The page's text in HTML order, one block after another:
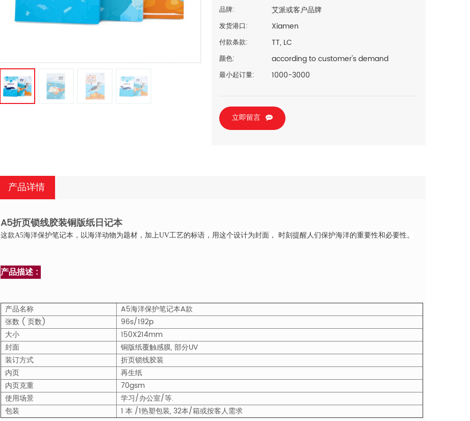
品牌: 艾派或客户品牌
发货港口: Xiamen
付款条款: TT, LC
颜色: according to customer's demand
最小起订量: 1000-3000
立即留言
产品详情
A5折页锁线胶装铜版纸日记本
这款A5海洋保护笔记本， 以海洋动物为题材，加上UV工艺的标语，用这个设计为封面， 时刻提醒人们保护海洋的重要性和必要性。
产品描述 :
产品名称
A5海洋保护笔记本A款
张数 ( 页数)
96s/192p
大小
150X214mm
封面
铜版纸覆触感膜, 部分UV
装订方式
折页锁线胶装
内页
再生纸
内页克重
70gsm
使用场景
学习/办公室/等.
包装
1 本 /1热塑包装, 32本/箱或按客人需求